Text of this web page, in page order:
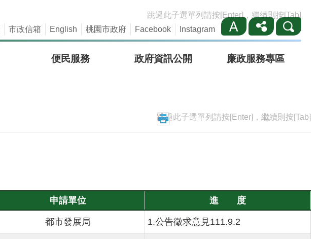
跳過此子選單列請按[Enter]，繼續則按[Tab]
市政信箱 English 桃園市政府 Facebook Instagram
便民服務 政府資訊公開 廉政服務專區
跳過此子選單列請按[Enter]，繼續則按[Tab]
申請單位 進 度
都市發展局 1.公告徵求意見111.9.2